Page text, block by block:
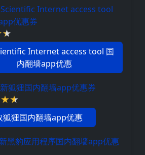
Internet access tool
优惠券
Internet access tool 国
内翻墙app优惠
狐狸国内翻墙app优惠券
狐狸国内翻墙app优惠
黑豹应用程序国内翻墙app优惠